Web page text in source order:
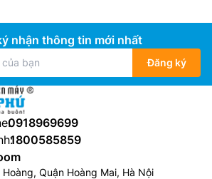
nhận thông tin mới nhất
Đăng ký
0918969699
1800585859
Quận Hoàng Mai, Hà Nội